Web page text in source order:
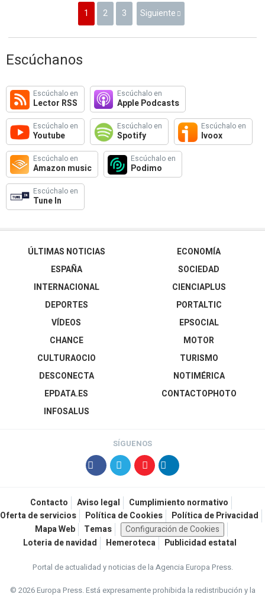
1 2 3 Siguiente
Escúchanos
Escúchalo en
Lector RSS
Escúchalo en
Apple Podcasts
Escúchalo en
Youtube
Escúchalo en
Spotify
Escúchalo en
Ivoox
Escúchalo en
Amazon music
Escúchalo en
Podimo
Escúchalo en
Tune In
ÚLTIMAS NOTICIAS
ESPAÑA
INTERNACIONAL
DEPORTES
VÍDEOS
ECONOMÍA
SOCIEDAD
CIENCIAPLUS
PORTALTIC
EPSOCIAL
CHANCE
CULTURAOCIO
DESCONECTA
EPDATA.ES
INFOSALUS
MOTOR
TURISMO
NOTIMÉRICA
CONTACTOPHOTO
SÍGUENOS
Contacto Aviso legal
Cumplimiento normativo
Oferta de servicios
Política de Cookies
Política de Privacidad
Mapa Web
Temas
Configuración de Cookies
Loteria de navidad
Hemeroteca Publicidad estatal
Portal de actualidad y noticias de la Agencia Europa Press.
© 2026 Europa Press.Está expresamente prohibida la redistribución y la